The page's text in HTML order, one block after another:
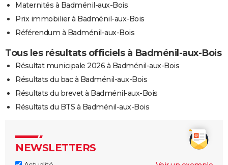
Maternités à Badménil-aux-Bois
Prix immobilier à Badménil-aux-Bois
Référendum à Badménil-aux-Bois
Tous les résultats officiels à Badménil-aux-Bois
Résultat municipale 2026 à Badménil-aux-Bois
Résultats du bac à Badménil-aux-Bois
Résultats du brevet à Badménil-aux-Bois
Résultats du BTS à Badménil-aux-Bois
NEWSLETTERS